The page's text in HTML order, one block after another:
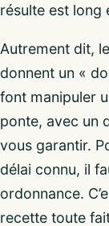
résulte est long
Autrement dit,
donnent un «
font manipuler
ponte, avec un
vous garantir.
délai connu, il
ordonnance.
recette toute